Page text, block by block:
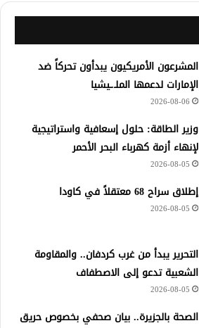
المشرعون الأمريكيون يبدأون تحركاً ضد
الإمارات لدعمها الملـ.ـيشيا
2026-08-06
وزير الطاقة: حلول إسعافية واستراتيجية
لإنهاء أزمة كهرباء البحر الأحمر
2026-08-05
إطلاق سراح 68 معتقلاً في كاودا
2026-08-05
التحرير يبدأ من غرب كردفان.. والمقاومة
الشعبية تدعو إلى الاصطفاف
2026-08-05
الصحة بالجزيرة.. بيان صحفي بخصوص حريق